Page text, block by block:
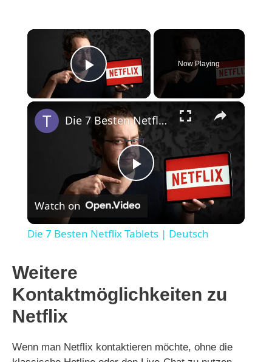
×
Play Video
Now Playing
×
P
y
Die 7 Besten Netflix Tablets | Deutsch
Watch on
Die 7 Besten Netflix Tablets | Deutsch
Weitere
Kontaktmöglichkeiten zu
Netflix
Wenn man Netflix kontaktieren möchte, ohne die